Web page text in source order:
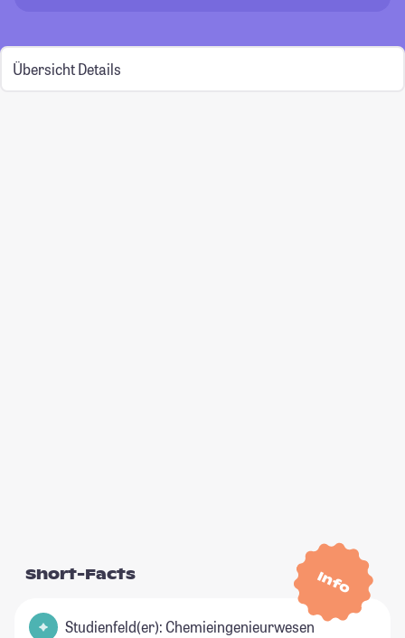
Übersicht Details
Info
Short-Facts
Studienfeld(er): Chemieingenieurwesen